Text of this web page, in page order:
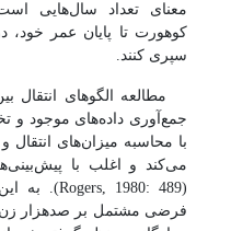
معنای تعداد سال‌هایی
کوهورت تا پایان عمر
سپری کنند.
مطالعه الگوهای
جمع‌آوری داده‌های موجود و
با محاسبه میزان‌های انتقال و
می‌کند و اغلب با
(
Rogers, 1980: 489
). به